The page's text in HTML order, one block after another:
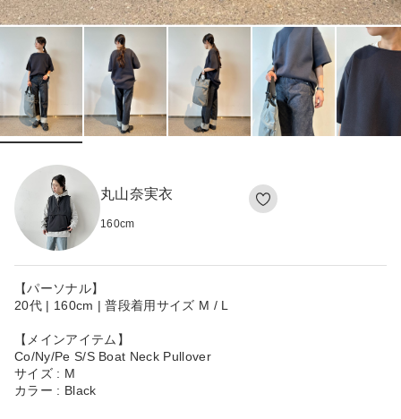
丸山奈実衣
160cm
【パーソナル】
20代 | 160cm | 普段着用サイズ M / L
【メインアイテム】
Co/Ny/Pe S/S Boat Neck Pullover
サイズ : M
カラー : Black